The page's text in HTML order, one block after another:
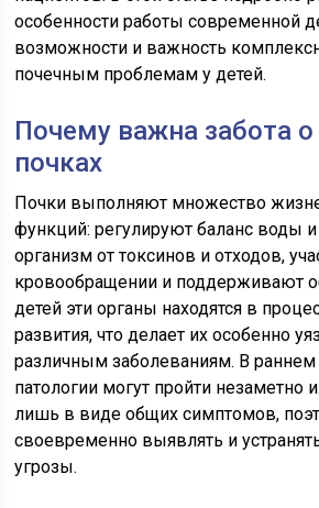
особенности работы современной
возможности и важность
почечным проблемам у детей.
Почему важна забота о
почках
Почки выполняют множество
функций: регулируют баланс воды
организм от токсинов и отходов,
кровообращении и поддерживают
детей эти органы находятся в
развития, что делает их особенно
различным заболеваниям. В раннем
патологии могут пройти незаметно
лишь в виде общих симптомов,
своевременно выявлять и
угрозы.